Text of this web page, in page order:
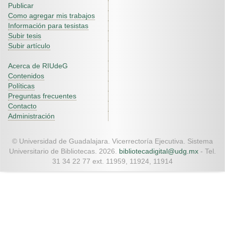
Publicar
Como agregar mis trabajos
Información para tesistas
Subir tesis
Subir artículo
Acerca de RIUdeG
Contenidos
Políticas
Preguntas frecuentes
Contacto
Administración
© Universidad de Guadalajara. Vicerrectoría Ejecutiva. Sistema
Universitario de Bibliotecas. 2026. bibliotecadigital@udg.mx - Tel.
31 34 22 77 ext. 11959, 11924, 11914